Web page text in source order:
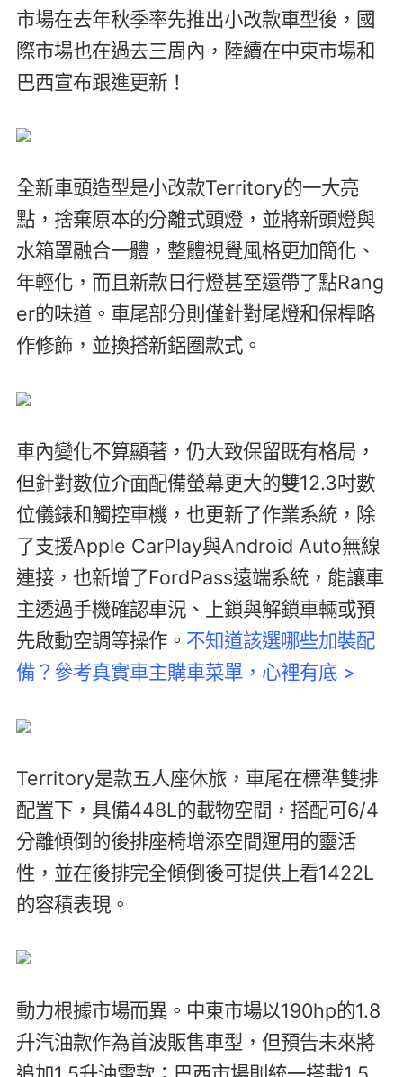
市場在去年秋季率先推出小改款車型後，國
際市場也在過去三周內，陸續在中東市場和
巴西宣布跟進更新！
全新車頭造型是小改款Territory的一大亮
點，捨棄原本的分離式頭燈，並將新頭燈與
水箱罩融合一體，整體視覺風格更加簡化、
年輕化，而且新款日行燈甚至還帶了點Rang
er的味道。車尾部分則僅針對尾燈和保桿略
作修飾，並換搭新鋁圈款式。
車內變化不算顯著，仍大致保留既有格局，
但針對數位介面配備螢幕更大的雙12.3吋數
位儀錶和觸控車機，也更新了作業系統，除
了支援Apple CarPlay與Android Auto無線
連接，也新增了FordPass遠端系統，能讓車
主透過手機確認車況、上鎖與解鎖車輛或預
先啟動空調等操作。 不知道該選哪些加裝配
備？參考真實車主購車菜單，心裡有底 >
Territory是款五人座休旅，車尾在標準雙排
配置下，具備448L的載物空間，搭配可6/4
分離傾倒的後排座椅增添空間運用的靈活
性，並在後排完全傾倒後可提供上看1422L
的容積表現。
動力根據市場而異。中東市場以190hp的1.8
升汽油款作為首波販售車型，但預告未來將